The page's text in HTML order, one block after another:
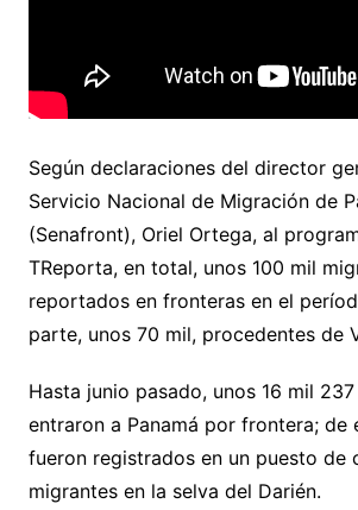
Según declaraciones del director
Servicio Nacional de Migración de
(Senafront), Oriel Ortega, al
TReporta, en total, unos 100 mil
reportados en fronteras en el
parte, unos 70 mil, procedentes de
Hasta junio pasado, unos 16 mil
entraron a Panamá por frontera; de
fueron registrados en un puesto de
migrantes en la selva del Darién.